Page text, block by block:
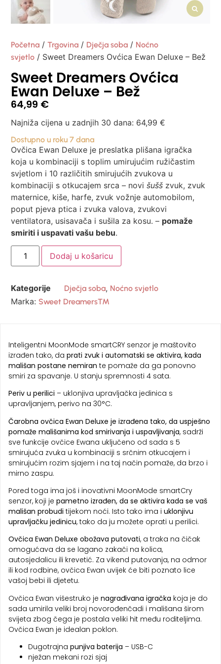
Početna /Trgovina / Dječja soba / Noćno
svjetlo / Sweet Dreamers Ovćica Ewan Deluxe – Bež
Sweet Dreamers Ovćica
Ewan Deluxe – Bež
64,99 €
Najniža cijena u zadnjih 30 dana: 64,99€
Dostupno u roku 7 dana
Ovčica Ewan Deluxe je preslatka plišana igračka
koja u kombinaciji s toplim umirujućim ružičastim
svjetlom i 10 različitih smirujućih zvukova u
kombinaciji s otkucajem srca – novišušš zvuk, zvuk
maternice, kiše, harfe, zvuk vožnje automobilom,
poput pjeva ptica i zvuka valova, zvukovi
ventilatora, usisavača i sušila za kosu. – pomaže
smiriti i uspavati vašu bebu.
Dodaj u košaricu
Kategorije Dječja soba, Noćno svjetlo
Marka: Sweet Dreamers™
Inteligentni MoonMode smartCRY senzor je maštovito
izrađen tako, da prati zvuk i automatski se aktivira, kada
mališan postane nemiran te pomaže da ga ponovno
smiri za spavanje. U stanju spremnosti 4 sata.
Periv u perilici – uklonjiva upravljačka jedinica s
upravljanjem, perivo na 30°C.
Čarobna ovčica Ewan Deluxe je izrađena tako, da uspješno
pomaže mališanima kod smirivanja i uspavljivanja, sadrži
sve funkcije ovčice Ewana uključeno od sada s 5
smirujuća zvuka u kombinaciji s srčnim otkucajem i
smirujućim rozim sjajem i na taj način pomaže, da brzo i
mirno zaspu.
Pored toga ima još i inovativni MoonMode smartCry
senzor, koji je pametno izrađen, da se aktivira kada se vaš
mališan probudi tijekom noći. Isto tako ima i uklonjivu
upravljačku jedinicu, tako da ju možete oprati u perilici.
Ovčica Ewan Deluxe obožava putovati, a traka na čičak
omogućava da se lagano zakači na kolica,
autosjedalicu ili krevetić. Za vikend putovanja, na odmor
ili kod rodbine, ovčica Ewan uvijek će biti poznato lice
vašoj bebi ili djetetu.
Ovčica Ewan višestruko je nagrađivana igračka koja je do
sada umirila veliki broj novorođenčadi i mališana širom
svijeta zbog čega je postala veliki hit među roditeljima.
Ovčica Ewan je idealan poklon.
Dugotrajna punjiva baterija – USB-C
nježan mekani rozi sjaj